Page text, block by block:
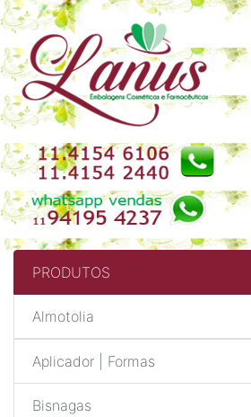
PRODUTOS
Almotolia
Aplicador | Formas
Bisnagas